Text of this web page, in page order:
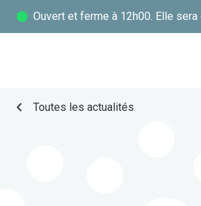
Ouvert et ferme à 12h00. Elle
chevron_left Toutes les actualités